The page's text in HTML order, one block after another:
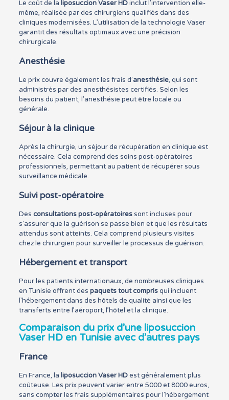
Le coût de la liposuccion Vaser HDinclut l’intervention elle-
même, réalisée par des chirurgiens qualifiés dans des
cliniques modernisées. L’utilisation de la technologie Vaser
garantit des résultats optimaux avec une précision
chirurgicale.
Anesthésie
Le prix couvre également les frais d’anesthésie, qui sont
administrés par des anesthésistes certifiés. Selon les
besoins du patient, l’anesthésie peut être locale ou
générale.
Séjour à la clinique
Après la chirurgie, un séjour de récupération en clinique est
nécessaire. Cela comprend des soins post-opératoires
professionnels, permettant au patient de récupérer sous
surveillance médicale.
Suivi post-opératoire
Des consultations post-opératoiressont incluses pour
s’assurer que la guérison se passe bien et que les résultats
attendus sont atteints. Cela comprend plusieurs visites
chez le chirurgien pour surveiller le processus de guérison.
Hébergement et transport
Pour les patients internationaux, de nombreuses cliniques
en Tunisie offrent des paquets tout comprisqui incluent
l’hébergement dans des hôtels de qualité ainsi que les
transferts entre l’aéroport, l’hôtel et la clinique.
Comparaison du prix d’une liposuccion
Vaser HD en Tunisie avec d’autres pays
France
En France, la liposuccion Vaser HDest généralement plus
coûteuse. Les prix peuvent varier entre 5000 et 8000 euros,
sans compter les frais supplémentaires pour l’hébergement